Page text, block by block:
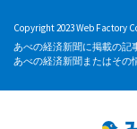
Copyright 2023 Web Factory
あべの経済新聞に掲載の記
あべの経済新聞またはその